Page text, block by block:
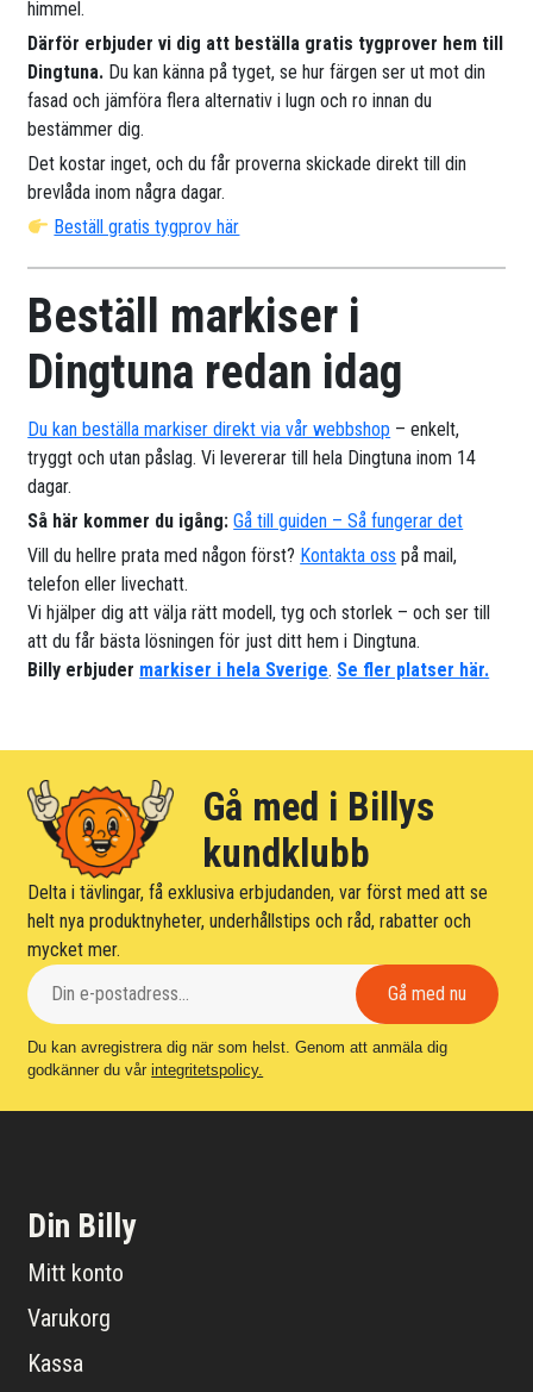
himmel.
Därför erbjuder vi dig att beställa gratis tygprover hem till
Dingtuna. Du kan känna på tyget, se hur färgen ser ut mot din
fasad och jämföra flera alternativ i lugn och ro innan du
bestämmer dig.
Det kostar inget, och du får proverna skickade direkt till din
brevlåda inom några dagar.
Beställ gratis tygprov här
Beställ markiser i
Dingtuna redan idag
Du kan beställa markiser direkt via vår webbshop – enkelt,
tryggt och utan påslag. Vi levererar till hela Dingtuna inom 14
dagar.
Så här kommer du igång: Gå till guiden – Så fungerar det
Vill du hellre prata med någon först? Kontakta oss på mail,
telefon eller livechatt.
Vi hjälper dig att välja rätt modell, tyg och storlek – och ser till
att du får bästa lösningen för just ditt hem i Dingtuna.
Billy erbjuder markiser i hela Sverige. Se fler platser här.
Gå med i Billys
kundklubb
Delta i tävlingar, få exklusiva erbjudanden, var först med att se
helt nya produktnyheter, underhållstips och råd, rabatter och
mycket mer.
Du kan avregistrera dig när som helst. Genom att anmäla dig
godkänner du vårintegritetspolicy.
Din Billy
Mitt konto
Varukorg
Kassa